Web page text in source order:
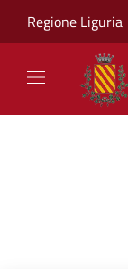
Regione Liguria